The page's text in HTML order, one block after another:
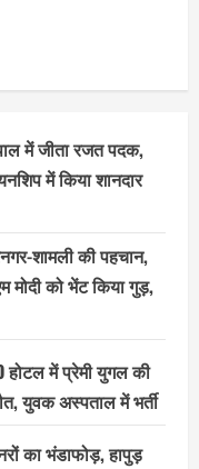
में जीता रजत पदक,
में किया शानदार
शामली की पहचान,
मोदी को भेंट किया गुड़,
होटल में प्रेमी युगल की
युवक अस्पताल में भर्ती
का भंडाफोड़, हापुड़